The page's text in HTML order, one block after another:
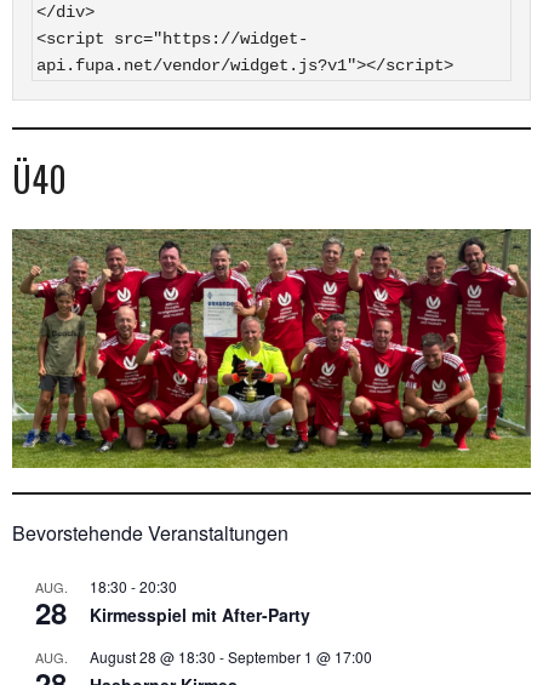
</div>
<script src="https://widget-
api.fupa.net/vendor/widget.js?v1"></script>
Ü40
Bevorstehende Veranstaltungen
AUG.
28
18:30 -20:30
Kirmesspiel mit After-Party
AUG. August 28 @ 18:30 -September 1 @ 17:00